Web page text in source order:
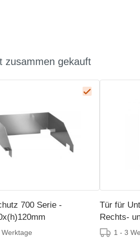
zusammen gekauft
700 Serie -
Tür für
Rechts-
1 - 3